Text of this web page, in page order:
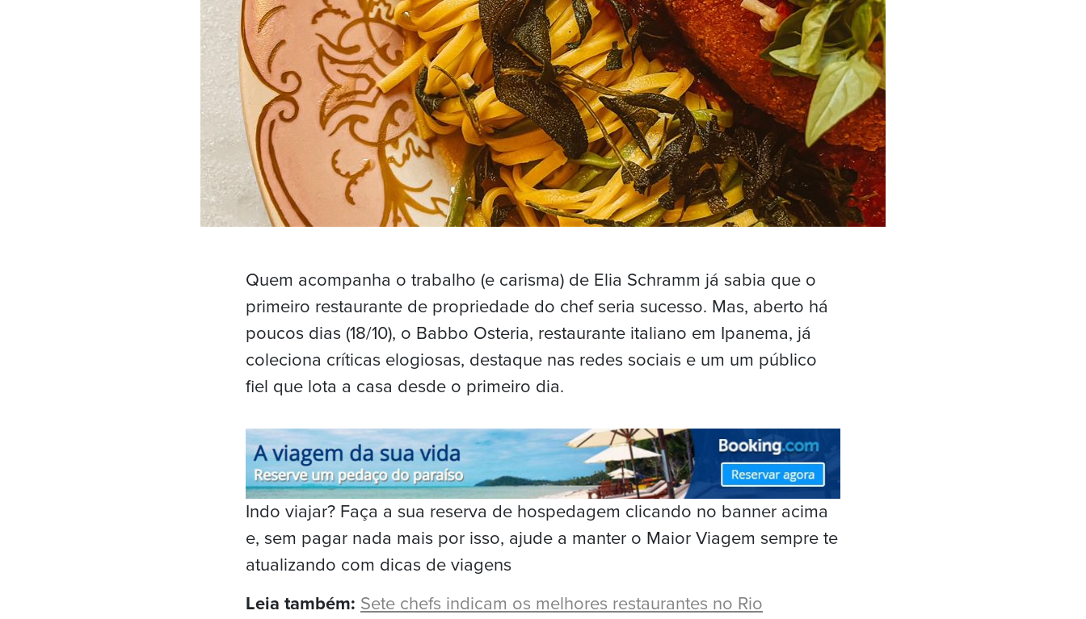
Quem acompanha o trabalho (e carisma) de Elia Schramm já sabia que o
primeiro restaurante de propriedade do chef seria sucesso. Mas, aberto há
poucos dias (18/10), o Babbo Osteria, restaurante italiano em Ipanema, já
coleciona críticas elogiosas, destaque nas redes sociais e um um público
fiel que lota a casa desde o primeiro dia.
Indo viajar? Faça a sua reserva de hospedagem clicando no banner acima
e, sem pagar nada mais por isso, ajude a manter o Maior Viagem sempre te
atualizando com dicas de viagens
Leia também: Sete chefs indicam os melhores restaurantes no Rio